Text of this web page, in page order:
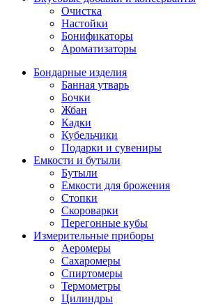
Очистка
Настойки
Бонификаторы
Ароматизаторы
Бондарные изделия
Банная утварь
Бочки
Жбан
Кадки
Кубельчики
Подарки и сувениры
Емкости и бутыли
Бутыли
Емкости для брожения
Стопки
Скороварки
Перегонные кубы
Измерительные приборы
Аеромеры
Сахаромеры
Спиртомеры
Термометры
Цилиндры